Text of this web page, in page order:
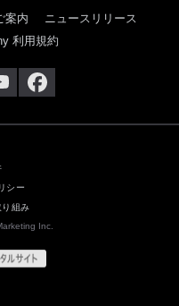
案内
ニュースリリース
利用規約
シー
り組み
Inc.